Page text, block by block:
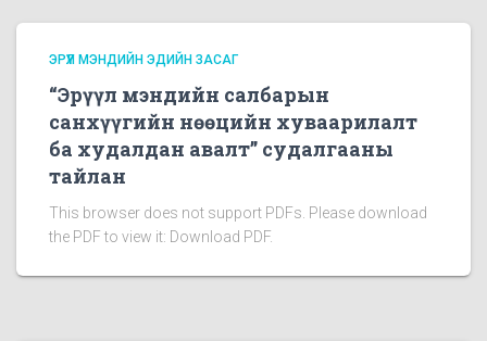
ЭРҮҮЛ МЭНДИЙН ЭДИЙН ЗАСАГ
“Эрүүл мэндийн салбарын
санхүүгийн нөөцийн хуваарилалт
ба худалдан авалт” судалгааны
тайлан
This browser does not support PDFs. Please download
the PDF to view it: Download PDF.